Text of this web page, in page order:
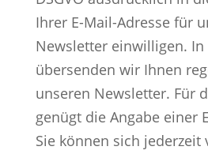
Ihrer E-Mail-Adresse für
Newsletter einwilligen. In
übersenden wir Ihnen
unseren Newsletter. Für
genügt die Angabe einer
Sie können sich